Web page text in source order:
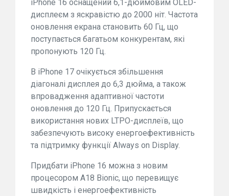
iPhone 16 оснащений 6,1-дюймовим OLED-
дисплеєм з яскравістю до 2000 ніт. Частота
оновлення екрана становить 60 Гц, що
поступається багатьом конкурентам, які
пропонують 120 Гц.
В iPhone 17 очікується збільшення
діагоналі дисплея до 6,3 дюйма, а також
впровадження адаптивної частоти
оновлення до 120 Гц. Припускається
використання нових LTPO-дисплеїв, що
забезпечують високу енергоефективність
та підтримку функції Always on Display.
Придбати iPhone 16 можна з новим
процесором A18 Bionic, що перевищує
швидкість і енергоефективність